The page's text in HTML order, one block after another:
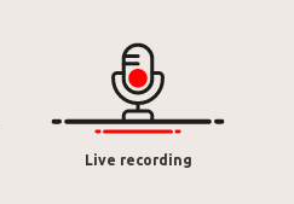
Live recording